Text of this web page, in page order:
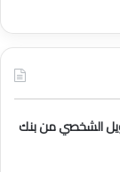
الشخصي من بنك